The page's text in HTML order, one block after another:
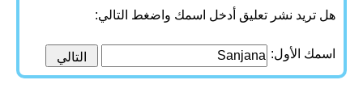
هل تريد نشر تعليق أدخل اسمك واضغط التالي:
اسمك الأول: